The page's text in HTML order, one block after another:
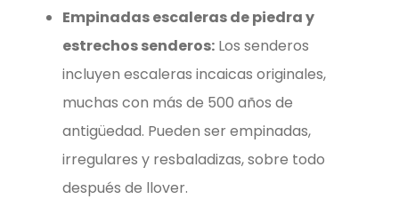
Empinadas escaleras de piedra y
estrechos senderos: Los senderos
incluyen escaleras incaicas originales,
muchas con más de 500 años de
antigüedad. Pueden ser empinadas,
irregulares y resbaladizas, sobre todo
después de llover.